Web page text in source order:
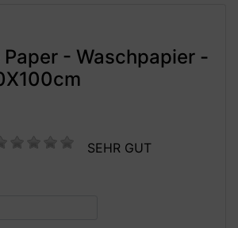
Paper - Waschpapier -
SEHR GUT